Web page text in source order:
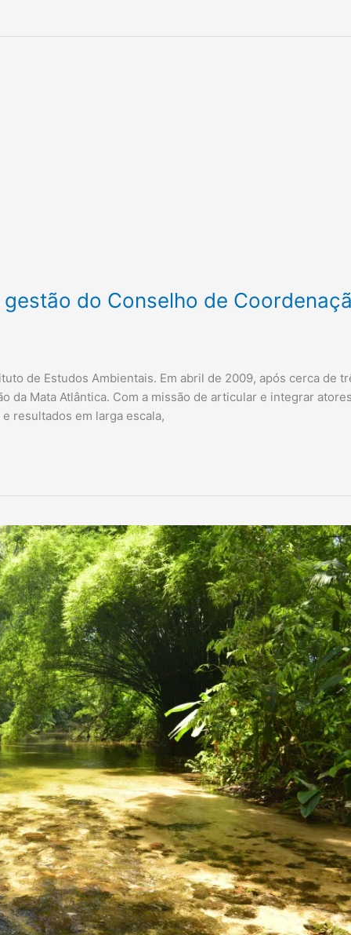
do Conselho de
de Estudos Ambientais. Em abril de 2009, após cerca de
da Mata Atlântica. Com a missão de articular e integrar
resultados em larga escala,